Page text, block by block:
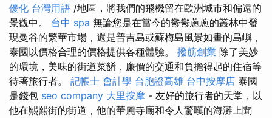
優化 台灣用語 /地區，將我們的飛機留在歐洲城市和偏遠的
景觀中。 台中 spa 無論您是在當今的鬱鬱蔥蔥的叢林中發
現曼谷的繁華市場，還是普吉島或蘇梅島風景如畫的島嶼，
泰國以價格合理的價格提供各種體驗。 撥筋創業 除了美妙
的環境，美味的街道菜餚，廉價的交通和負擔得起的住宿等
待著旅行者。 記帳士 會計學 台胞證高雄 台中按摩店 泰國
是錢包 seo company 大里按摩 - 友好的旅行者的天堂，以
他在熙熙街的街道，他的華麗寺廟和令人驚嘆的海灘上聞